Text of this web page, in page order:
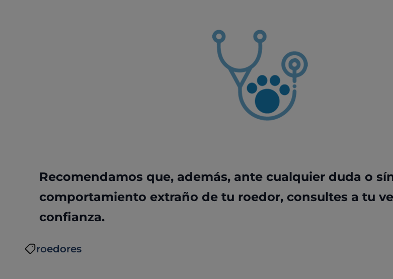
Recomendamos que, además, ante cualquier duda o
comportamiento extraño de tu roedor, consultes a tu
confianza.
roedores